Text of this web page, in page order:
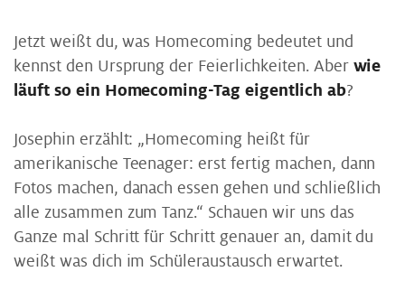
Jetzt weißt du, was Homecoming bedeutet und
kennst den Ursprung der Feierlichkeiten. Aber wie
läuft so ein Homecoming-Tag eigentlich ab?
Josephin erzählt: „Homecoming heißt für
amerikanische Teenager: erst fertig machen, dann
Fotos machen, danach essen gehen und schließlich
alle zusammen zum Tanz.“ Schauen wir uns das
Ganze mal Schritt für Schritt genauer an, damit du
weißt was dich im Schüleraustausch erwartet.